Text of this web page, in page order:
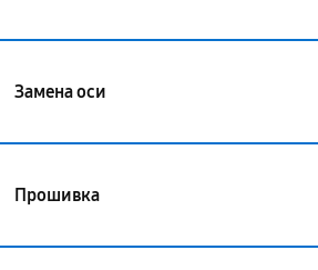
Замена оси
Прошивка